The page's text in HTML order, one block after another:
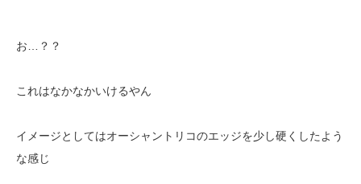
お…？？
これはなかなかいけるやん
イメージとしてはオーシャントリコのエッジを少し硬くしたよう
な感じ